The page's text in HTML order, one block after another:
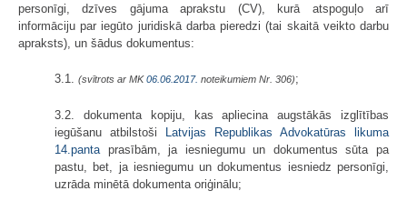
personīgi, dzīves gājuma aprakstu (CV), kurā atspoguļo arī
informāciju par iegūto juridiskā darba pieredzi (tai skaitā veikto darbu
apraksts), un šādus dokumentus:
3.1. (svītrots ar MK06.06.2017. noteikumiem Nr. 306);
3.2. dokumenta kopiju, kas apliecina augstākās izglītības
iegūšanu atbilstoši Latvijas Republikas Advokatūras likuma
14.panta prasībām, ja iesniegumu un dokumentus sūta pa
pastu, bet, ja iesniegumu un dokumentus iesniedz personīgi,
uzrāda minētā dokumenta oriģinālu;